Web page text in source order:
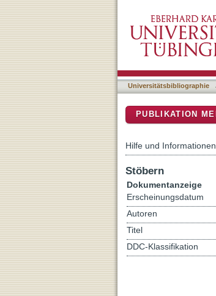
Universitätsbibliographie
PUBLIKATION
Hilfe und Informationen
Stöbern
Dokumentanzeige
Erscheinungsdatum
Autoren
Titel
DDC-Klassifikation